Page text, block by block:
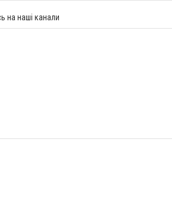
на наші канали